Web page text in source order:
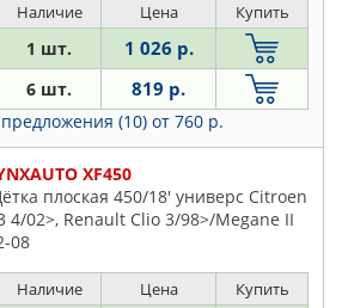
Наличие Цена Купить
1 шт. 1 026 р.
6 шт. 819 р.
(10) от 760 р.
XF450
плоская 450/18' универс Citroen
4/02>, Renault Clio 3/98>/Megane II
08
Наличие Цена Купить